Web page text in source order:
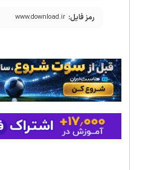
رمز فایل: www.download.ir